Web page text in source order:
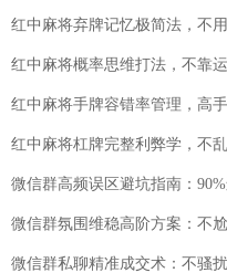
红中麻将弃牌记忆极简法，不
红中麻将概率思维打法，不靠
红中麻将手牌容错率管理，高
红中麻将杠牌完整利弊学，不
微信群高频误区避坑指南：
微信群氛围维稳高阶方案：不
微信群私聊精准成交术：不骚